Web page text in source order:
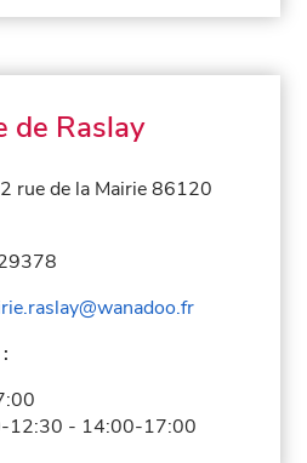
de Raslay
rue de la Mairie 86120
12:30 - 14:00-17:00